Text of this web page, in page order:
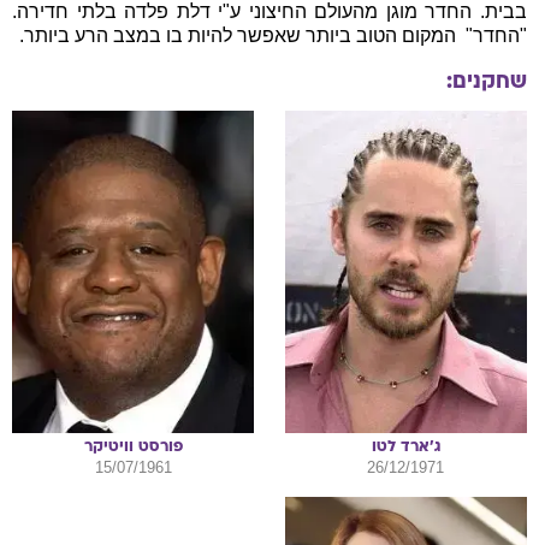
בבית. החדר מוגן מהעולם החיצוני ע"י דלת פלדה בלתי חדירה.
"החדר"  המקום הטוב ביותר שאפשר להיות בו במצב הרע ביותר.
שחקנים:
ג'ארד לטו
26/12/1971
פורסט וויטיקר
15/07/1961